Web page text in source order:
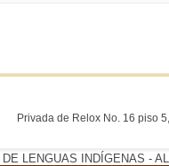
Privada de Relox No. 16 piso
LENGUAS INDÍGENAS -